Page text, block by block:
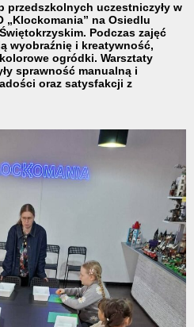
przedszkolnych uczestniczyły w
„Klockomania” na Osiedlu
Podczas zajęć
wyobraźnię i kreatywność,
ogródki. Warsztaty
sprawność manualną i
oraz satysfakcji z